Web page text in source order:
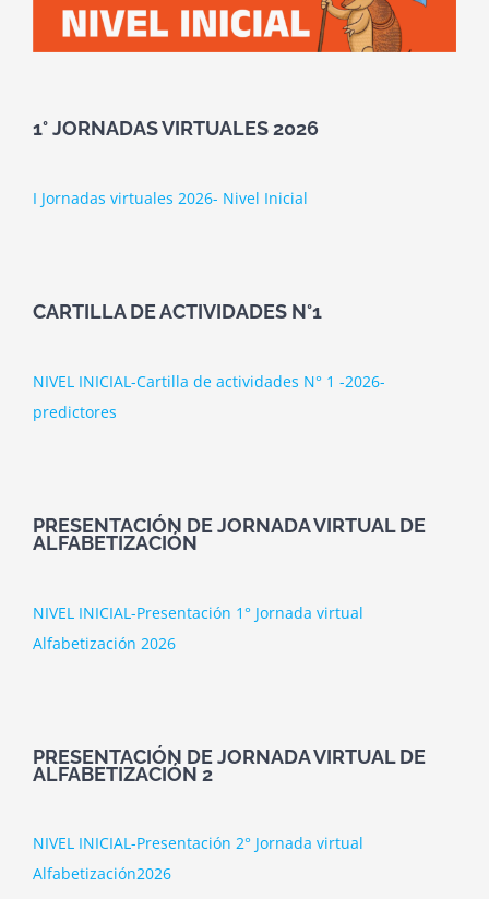
1° JORNADAS VIRTUALES 2026
I Jornadas virtuales 2026- Nivel Inicial
CARTILLA DE ACTIVIDADES N°1
NIVEL INICIAL-Cartilla de actividades N° 1 -2026-
predictores
PRESENTACIÓN DE JORNADA VIRTUAL DE
ALFABETIZACIÓN
NIVEL INICIAL-Presentación 1° Jornada virtual
Alfabetización 2026
PRESENTACIÓN DE JORNADA VIRTUAL DE
ALFABETIZACIÓN 2
NIVEL INICIAL-Presentación 2° Jornada virtual
Alfabetización2026